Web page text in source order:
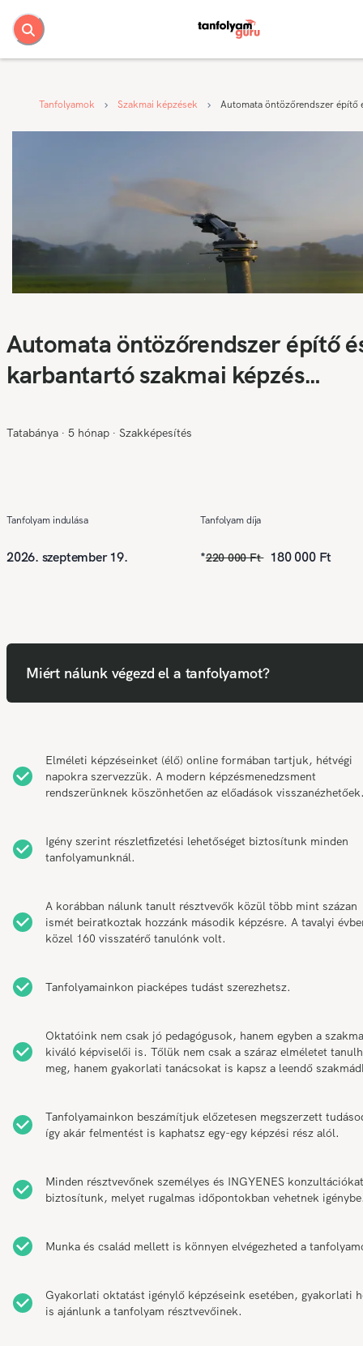
Tanfolyamok Szakmai képzések Automata öntözőrendszer építő
Automata öntözőrendszer építő
karbantartó szakmai képzés
Tatabánya ∙ 5 hónap ∙ Szakképesítés
Tanfolyam indulása
2026. szeptember 19.
Tanfolyam díja
*220 000 Ft 180 000 Ft
Miért nálunk végezd el a tanfolyamot?
Elméleti képzéseinket (élő) online formában tartjuk, hétvégi
napokra szervezzük. A modern képzésmenedzsment
rendszerünknek köszönhetően az előadások
Igény szerint részletfizetési lehetőséget biztosítunk minden
tanfolyamunknál.
A korábban nálunk tanult résztvevők közül több mint százan
ismét beiratkoztak hozzánk második képzésre. A tavalyi
közel 160 visszatérő tanulónk volt.
Tanfolyamainkon piacképes tudást szerezhetsz.
Oktatóink nem csak jó pedagógusok, hanem egyben a szakma
kiváló képviselői is. Tőlük nem csak a száraz elméletet
meg, hanem gyakorlati tanácsokat is kapsz a leendő
Tanfolyamainkon beszámítjuk előzetesen megszerzett
így akár felmentést is kaphatsz egy-egy képzési rész alól.
Minden résztvevőnek személyes és INGYENES konzultációkat
biztosítunk, melyet rugalmas időpontokban vehetnek
Munka és család mellett is könnyen elvégezheted a
Gyakorlati oktatást igénylő képzéseink esetében, gyakorlati
is ajánlunk a tanfolyam résztvevőinek.